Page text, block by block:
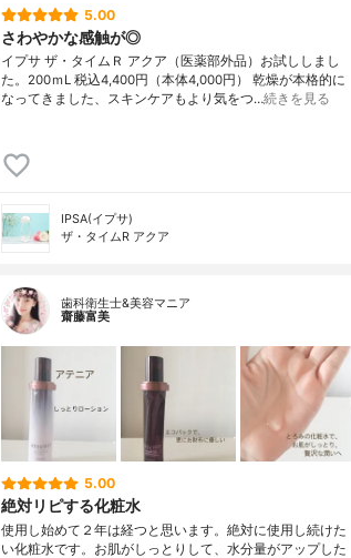
5.00
さわやかな感触が◎
イプサ ザ・タイムＲ アクア（医薬部外品）お試ししまし
た。200ｍL 税込4,400円（本体4,000円） 乾燥が本格的に
なってきました、スキンケアもより気をつ…続きを見る
IPSA(イプサ)
ザ・タイムR アクア
歯科衛生士&美容マニア
齋藤富美
5.00
絶対リピする化粧水
使用し始めて２年は経つと思います。絶対に使用し続けた
い化粧水です。お肌がしっとりして、水分量がアップした